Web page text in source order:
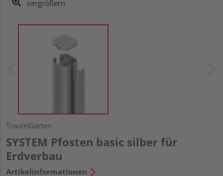
vergrößern
TraumGarten
SYSTEM Pfosten basic silber für
Erdverbau
Artikelinformationen